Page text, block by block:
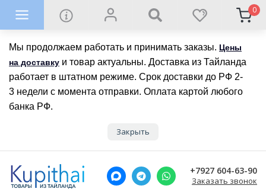
Мы продолжаем работать и принимать заказы. Цены
на доставку и товар актуальны. Доставка из Тайланда
работает в штатном режиме. Срок доставки до РФ 2-
3 недели с момента отправки. Оплата картой любого
банка РФ.
Закрыть
0
+7927 604-63-90
Заказать звонок